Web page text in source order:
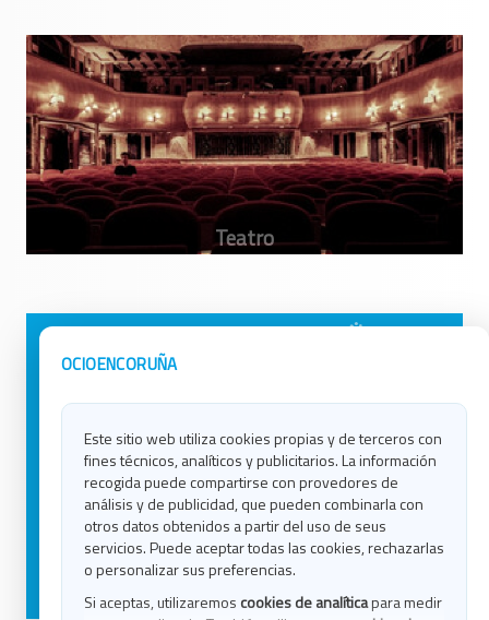
OCIOENCORUÑA
Este sitio web utiliza cookies propias y de terceros con
fines técnicos, analíticos y publicitarios. La información
recogida puede compartirse con provedores de
análisis y de publicidad, que pueden combinarla con
otros datos obtenidos a partir del uso de seus
servicios. Puede aceptar todas las cookies, rechazarlas
o personalizar sus preferencias.
Si aceptas, utilizaremos cookies de analíticapara medir
Avisos Legales
Contacto
Política de Cookies
Ocio en Lugo
Ocio en Ourense
Ocio en Pontevedra
Ocio en Santiago
Ocio en Vigo
Blog